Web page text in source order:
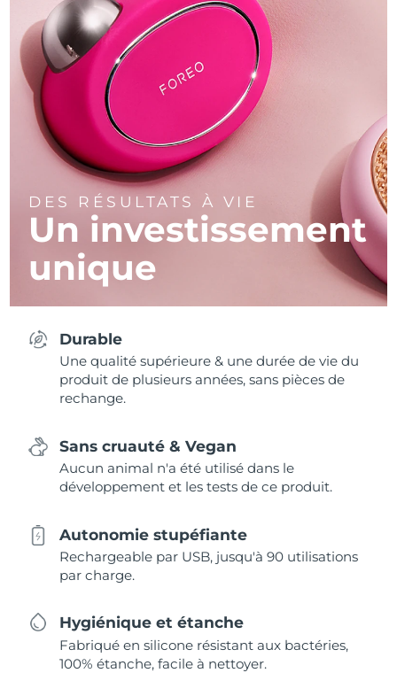
DES RÉSULTATS À VIE
Un investissement
unique
Durable
Une qualité supérieure & une durée de vie du
produit de plusieurs années, sans pièces de
rechange.
Sans cruauté & Vegan
Aucun animal n'a été utilisé dans le
développement et les tests de ce produit.
Autonomie stupéfiante
Rechargeable par USB, jusqu'à 90 utilisations
par charge.
Hygiénique et étanche
Fabriqué en silicone résistant aux bactéries,
100% étanche, facile à nettoyer.